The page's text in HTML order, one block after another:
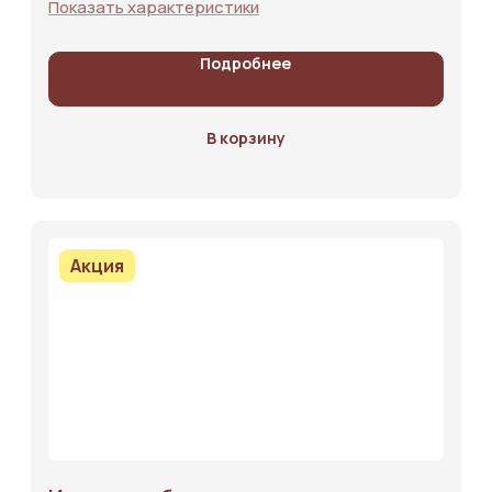
Показать характеристики
Подробнее
В корзину
Акция